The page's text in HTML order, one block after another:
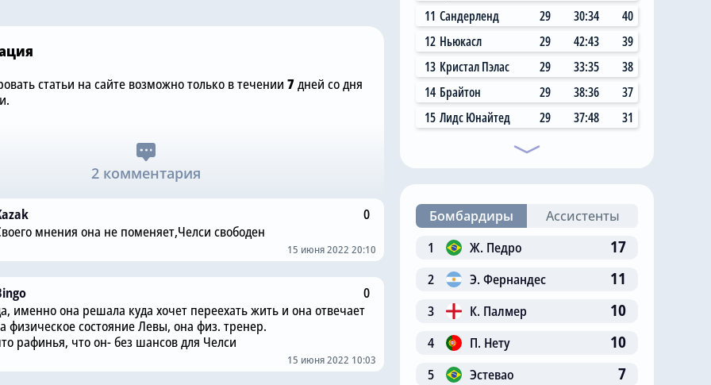
статьи на сайте возможно только в течении 7дней со дня
2 комментария
0
мнения она не поменяет,Челси свободен
15 июня 2022 20:10
0
именно она решала куда хочет переехать жить и она отвечает
физическое состояние Левы, она физ. тренер.
рафинья, что он- без шансов для Челси
15 июня 2022 10:03
11 Сандерленд 29 30:34
40
12 Ньюкасл 29 42:43
39
13 Кристал Пэлас 29 33:35
38
14 Брайтон 29 38:36
37
15 Лидс Юнайтед 29 37:48 31
Бомбардиры
Ассистенты
1
Ж. Педро 17
2 Э. Фернандес 11
3 К. Палмер 10
4 П. Нету 10
5 Эстевао 7